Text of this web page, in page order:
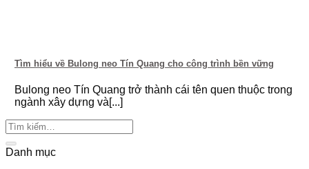
Tìm hiểu về Bulong neo Tín Quang cho công trình bền vững
Bulong neo Tín Quang trở thành cái tên quen thuộc trong
ngành xây dựng và[...]
Danh mục